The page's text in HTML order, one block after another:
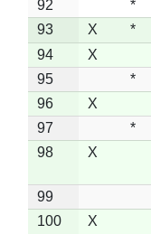
92 *
93
X *
94
X
95
*
96
X
97
*
98
X
99
100
X